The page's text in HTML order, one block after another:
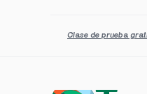
Clase de prueba